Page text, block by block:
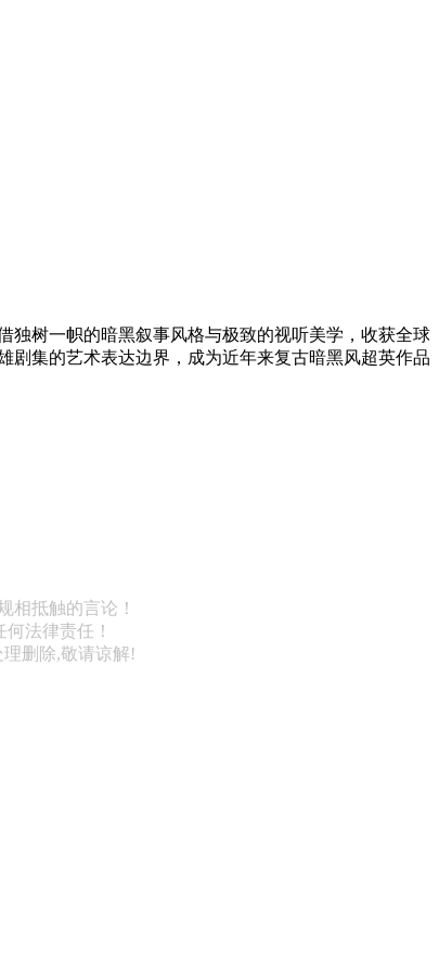
独树一帜的暗黑叙事风格与极致的视听美学，收获全球
剧集的艺术表达边界，成为近年来复古暗黑风超英作品
相抵触的言论！
法律责任！
理删除,敬请谅解!